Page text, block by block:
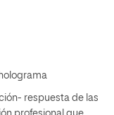
respuesta de las